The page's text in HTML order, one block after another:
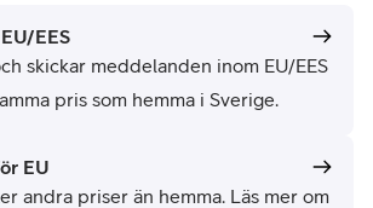
EES
skickar meddelanden inom EU/EES
pris som hemma i Sverige.
EU
andra priser än hemma. Läs mer om